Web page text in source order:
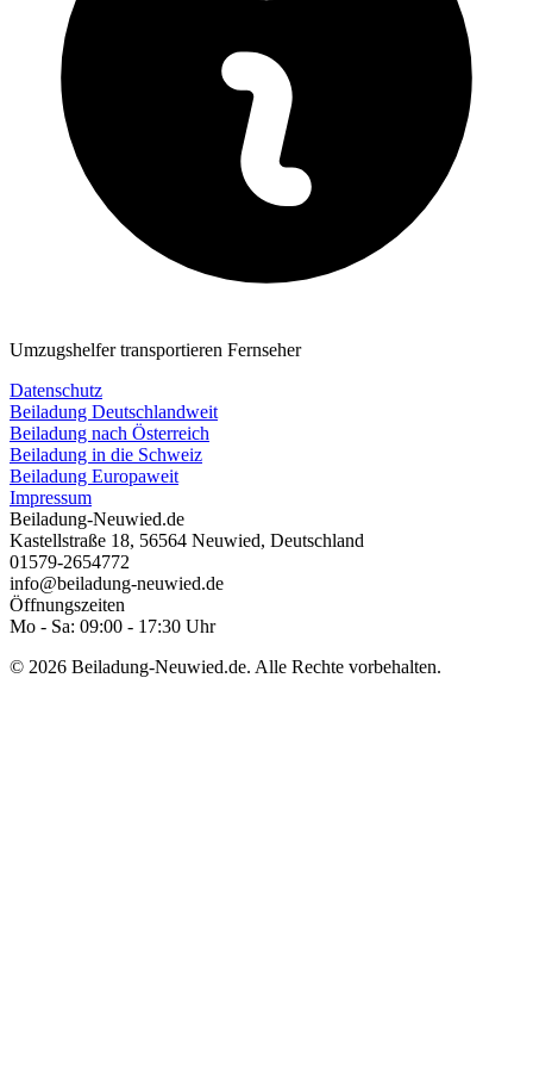
Umzugshelfer transportieren Fernseher
Datenschutz
Beiladung Deutschlandweit
Beiladung nach Österreich
Beiladung in die Schweiz
Beiladung Europaweit
Impressum
Beiladung-Neuwied.de
Kastellstraße 18, 56564 Neuwied, Deutschland
01579-2654772
info@beiladung-neuwied.de
Öffnungszeiten
Mo - Sa: 09:00 - 17:30 Uhr
© 2026 Beiladung-Neuwied.de. Alle Rechte vorbehalten.